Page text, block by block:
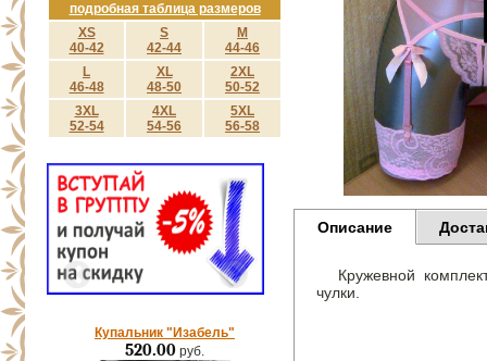
подробная таблица размеров
XS
40-42
S
42-44
M
44-46
L
46-48
XL
48-50
2XL
50-52
3XL
52-54
4XL
54-56
5XL
56-58
Купальник "Изабель"
520.00 руб.
Описание
Кружевной
чулки.